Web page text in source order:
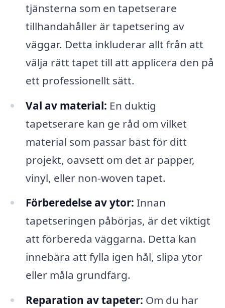
tjänsterna som en tapetserare
tillhandahåller är tapetsering av
väggar. Detta inkluderar allt från att
välja rätt tapet till att applicera den på
ett professionellt sätt.
Val av material: En duktig
tapetserare kan ge råd om vilket
material som passar bäst för ditt
projekt, oavsett om det är papper,
vinyl, eller non-woven tapet.
Förberedelse av ytor: Innan
tapetseringen påbörjas, är det viktigt
att förbereda väggarna. Detta kan
innebära att fylla igen hål, slipa ytor
eller måla grundfärg.
Reparation av tapeter: Om du har